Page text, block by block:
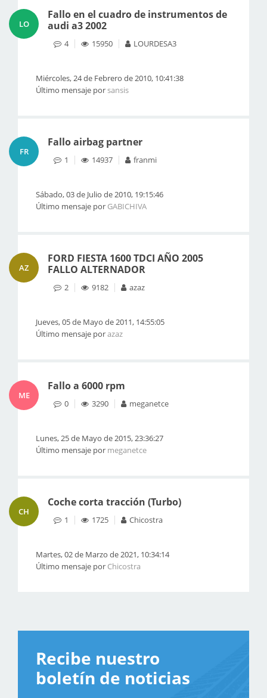
LO
Fallo en el cuadro de instrumentos de
audi a3 2002
4 15950 LOURDESA3
Miércoles, 24 de Febrero de 2010, 10:41:38
Último mensaje porsansis
FR
Fallo airbag partner
1 14937 franmi
Sábado, 03 de Julio de 2010, 19:15:46
Último mensaje por GABICHIVA
AZ
FORD FIESTA 1600 TDCI AÑO 2005
FALLO ALTERNADOR
2 9182 azaz
Jueves, 05 de Mayo de 2011, 14:55:05
Último mensaje porazaz
ME
Fallo a 6000 rpm
0 3290 meganetce
Lunes, 25 de Mayo de 2015, 23:36:27
Último mensaje por meganetce
CH
Coche corta tracción (Turbo)
1 1725 Chicostra
Martes, 02 de Marzo de 2021, 10:34:14
Último mensaje por Chicostra
Recibe nuestro
boletín de noticias